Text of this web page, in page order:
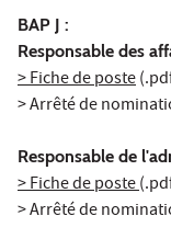
BAP J :
Responsable des
> Fiche de poste
> Arrêté de
Responsable de
> Fiche de poste
> Arrêté de